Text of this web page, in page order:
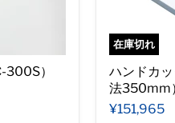
300S）
在庫切れ
ハンドカ
法350mm
¥151,965